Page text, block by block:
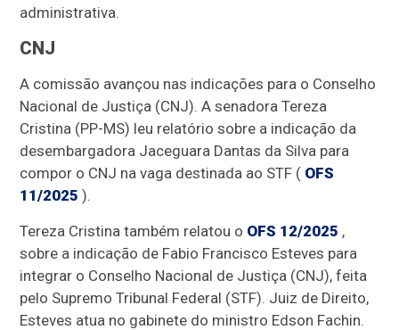
administrativa.
CNJ
A comissão avançou nas indicações para o Conselho
Nacional de Justiça (CNJ). A senadora Tereza
Cristina (PP-MS) leu relatório sobre a indicação da
desembargadora Jaceguara Dantas da Silva para
compor o CNJ na vaga destinada ao STF ( OFS
11/2025 ).
Tereza Cristina também relatou o OFS 12/2025 ,
sobre a indicação de Fabio Francisco Esteves para
integrar o Conselho Nacional de Justiça (CNJ), feita
pelo Supremo Tribunal Federal (STF). Juiz de Direito,
Esteves atua no gabinete do ministro Edson Fachin.